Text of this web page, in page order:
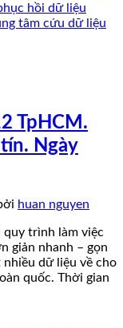
hồi dữ liệu
tâm cứu dữ liệu
TpHCM.
Ngày
huan nguyen
quy trình làm việc
giản nhanh – gọn
nhiều dữ liệu về cho
quốc. Thời gian